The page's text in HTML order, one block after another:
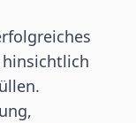
hinsichtlich